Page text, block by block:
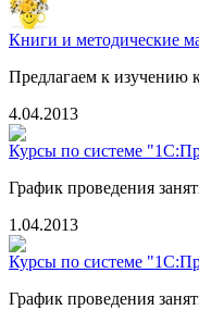
Книги и методические
Предлагаем к изучению
4.04.2013
Курсы по системе
График проведения
1.04.2013
Курсы по системе
График проведения